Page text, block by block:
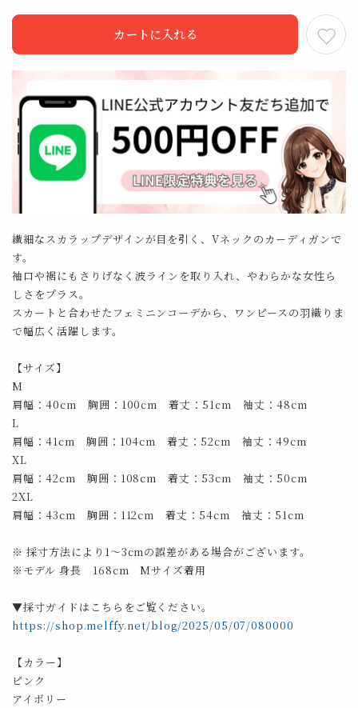
カートに入れる
繊細なスカラップデザインが目を引く、Vネックのカーディガンで
す。
袖口や裾にもさりげなく波ラインを取り入れ、やわらかな女性ら
しさをプラス。
スカートと合わせたフェミニンコーデから、ワンピースの羽織りま
で幅広く活躍します。
【サイズ】
M
肩幅：40cm 胸囲：100cm 着丈：51cm 袖丈：48cm
L
肩幅：41cm 胸囲：104cm 着丈：52cm 袖丈：49cm
XL
肩幅：42cm 胸囲：108cm 着丈：53cm 袖丈：50cm
2XL
肩幅：43cm 胸囲：112cm 着丈：54cm 袖丈：51cm
※ 採寸方法により1～3cmの誤差がある場合がございます。
※モデル 身長 168cm Mサイズ着用
▼採寸ガイドはこちらをご覧ください。
https://shop.melffy.net/blog/2025/05/07/080000
【カラー】
ピンク
アイボリー